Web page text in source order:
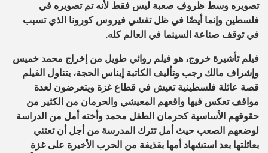
تصويره وسط ظروف صعبة ليس فقط لأنه تم تصويره في
فلسطين وإنما أيضًا في ظل تفشي فيروس كورونا الذي تسبب
في توقف صناعة السينما في العالم كله.
فيلم تأشيرة خروج، هو فيلم روائي طويل من إخراج محمد خميس
وإشراف مالك رجب وتأليف الكاتبة إيناس الحجة، يتناول الفيلم
قصة عائلة فلسطينية تعيش في قطاع غزة ويتعرضون لعدة
مواقف تعكس فيها واقعهم المعيشي والحرمان من الكثير من
حقوقهم الأساسية كحرمان الطفل محمد وأخته أمل من الدراسة
لوضعهم الصعب حيث أمل تترك المدرسة من أجل أن تعتني
بعائلتها بعد استشهاد أمها بقذيفة من الحرب الأخيرة على غزة